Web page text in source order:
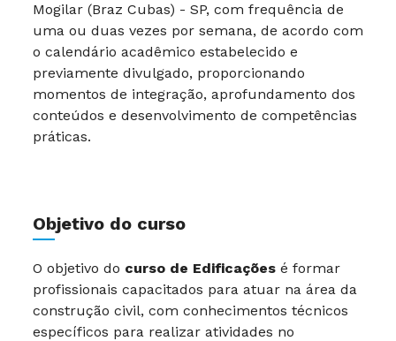
Mogilar (Braz Cubas) - SP, com frequência de
uma ou duas vezes por semana, de acordo com
o calendário acadêmico estabelecido e
previamente divulgado, proporcionando
momentos de integração, aprofundamento dos
conteúdos e desenvolvimento de competências
práticas.
Objetivo do curso
O objetivo do curso de Edificações é formar
profissionais capacitados para atuar na área da
construção civil, com conhecimentos técnicos
específicos para realizar atividades no